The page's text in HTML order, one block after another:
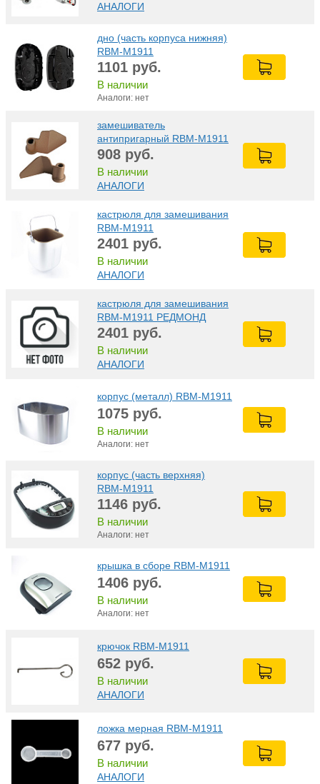
АНАЛОГИ
дно (часть корпуса нижняя)
RBM-M1911
1101 руб.
В наличии
Аналоги: нет
замешиватель
антипригарный RBM-M1911
908 руб.
В наличии
АНАЛОГИ
кастрюля для замешивания
RBM-M1911
2401 руб.
В наличии
АНАЛОГИ
кастрюля для замешивания
RBM-M1911 РЕДМОНД
2401 руб.
В наличии
АНАЛОГИ
корпус (металл) RBM-M1911
1075 руб.
В наличии
Аналоги: нет
корпус (часть верхняя)
RBM-M1911
1146 руб.
В наличии
Аналоги: нет
крышка в сборе RBM-M1911
1406 руб.
В наличии
Аналоги: нет
крючок RBM-M1911
652 руб.
В наличии
АНАЛОГИ
ложка мерная RBM-M1911
677 руб.
В наличии
АНАЛОГИ